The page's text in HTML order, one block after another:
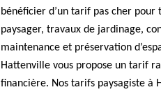
bénéficier d’un tarif pas cher pour
paysager, travaux de jardinage,
maintenance et préservation
Hattenville vous propose un tarif
financière. Nos tarifs paysagiste